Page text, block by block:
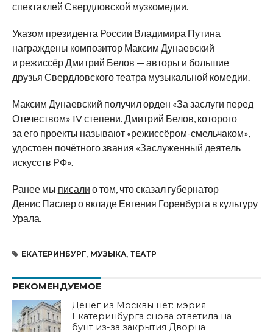
спектаклей Свердловской музкомедии.
Указом президента России Владимира Путина
награждены композитор Максим Дунаевский
и режиссёр Дмитрий Белов — авторы и большие
друзья Свердловского театра музыкальной комедии.
Максим Дунаевский получил орден «За заслуги перед
Отечеством» IVстепени. Дмитрий Белов, которого
за его проекты называют «режиссёром-смельчаком»,
удостоен почётного звания «Заслуженный деятель
искусств РФ».
Ранее мы писали о том, что сказал губернатор
Денис Паслер о вкладе Евгения Горенбурга в культуру
Урала.
ЕКАТЕРИНБУРГ, МУЗЫКА, ТЕАТР
РЕКОМЕНДУЕМОЕ
Денег из Москвы нет: мэрия
Екатеринбурга снова ответила на
бунт из-за закрытия Дворца